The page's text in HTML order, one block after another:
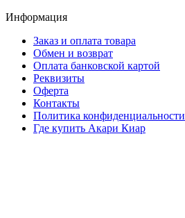
Информация
Заказ и оплата товара
Обмен и возврат
Оплата банковской картой
Реквизиты
Оферта
Контакты
Политика конфиденциальности
Где купить Акари Киар